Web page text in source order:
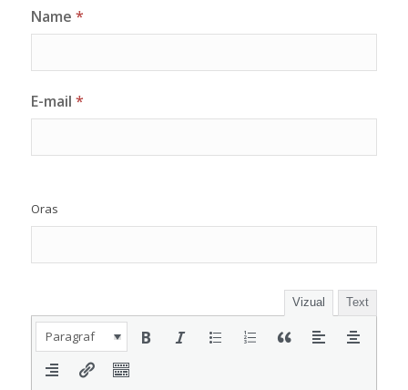
Name *
E-mail *
Oras
Vizual Text
Paragraf